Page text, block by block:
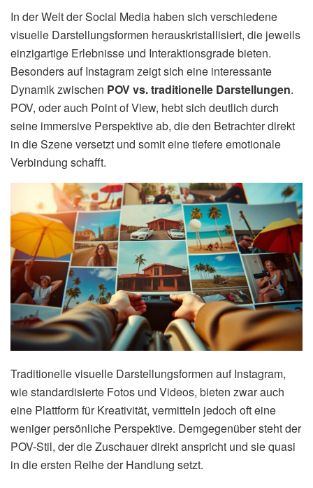
In der Welt der Social Media haben sich verschiedene
visuelle Darstellungsformen herauskristallisiert, die jeweils
einzigartige Erlebnisse und Interaktionsgrade bieten.
Besonders auf Instagram zeigt sich eine interessante
Dynamik zwischen POV vs. traditionelle Darstellungen.
POV, oder auch Point of View, hebt sich deutlich durch
seine immersive Perspektive ab, die den Betrachter direkt
in die Szene versetzt und somit eine tiefere emotionale
Verbindung schafft.
Traditionelle visuelle Darstellungsformen auf Instagram,
wie standardisierte Fotos und Videos, bieten zwar auch
eine Plattform für Kreativität, vermitteln jedoch oft eine
weniger persönliche Perspektive. Demgegenüber steht der
POV-Stil, der die Zuschauer direkt anspricht und sie quasi
in die ersten Reihe der Handlung setzt.